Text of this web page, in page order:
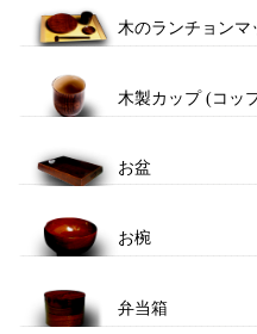
木のランチョンマ
木製カップ (コッ
お盆
お椀
弁当箱